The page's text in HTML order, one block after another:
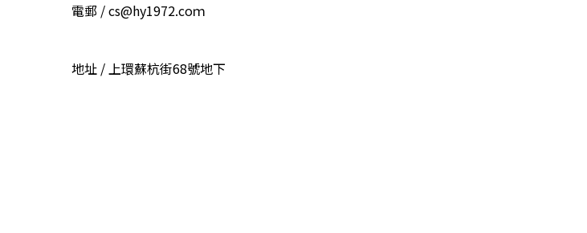
電郵 / cs@hy1972.coｍ
地址 / 上環蘇杭街68號地下